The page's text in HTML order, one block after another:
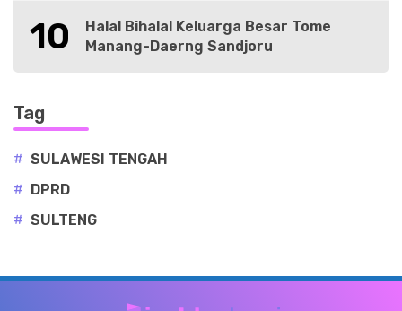
10
Halal Bihalal Keluarga Besar Tome
Manang-Daerng Sandjoru
Tag
# SULAWESI TENGAH
# DPRD
# SULTENG